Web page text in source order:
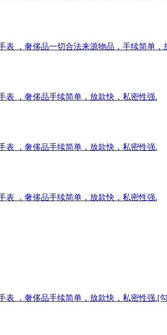
表 ，奢侈品一切合法来源物品，手续简单，
表 ，奢侈品手续简单，放款快，私密性强.
表 ，奢侈品手续简单，放款快，私密性强.
表 ，奢侈品手续简单，放款快，私密性强.
表 ，奢侈品手续简单，放款快，私密性强.[